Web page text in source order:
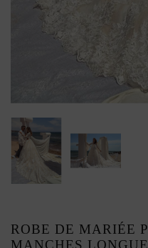
ROBE DE MARIÉE
MANCHES